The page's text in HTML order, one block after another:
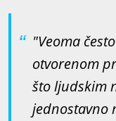
"Veoma
otvorenom
što ljudskim
jednostavno